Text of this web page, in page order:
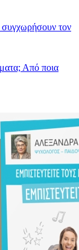
συγχωρήσουν τον
Από ποια